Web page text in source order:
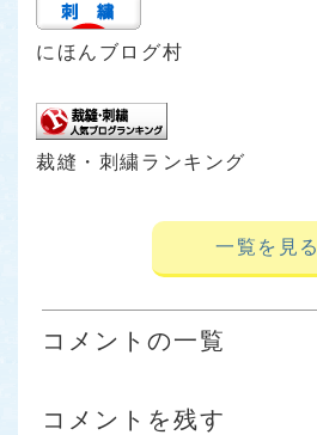
にほんブログ村
裁縫・刺繍ランキング
一覧を見る
コメントの一覧
コメントを残す